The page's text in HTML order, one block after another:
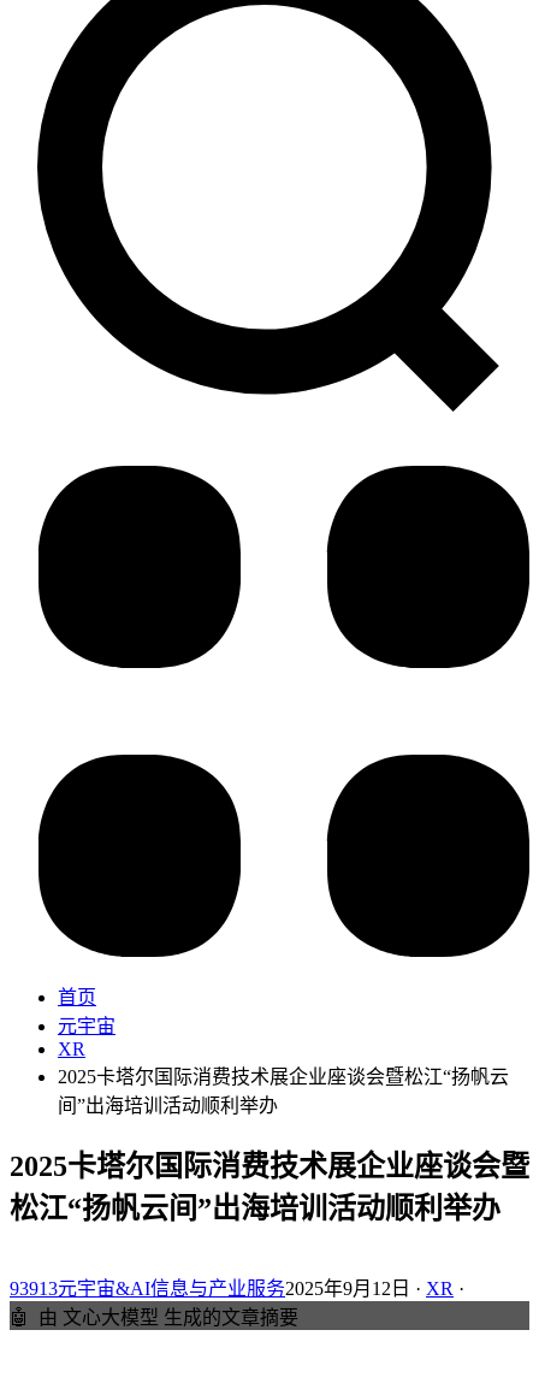
首页
元宇宙
XR
2025卡塔尔国际消费技术展企业座谈会暨松江“扬帆云
间”出海培训活动顺利举办
2025卡塔尔国际消费技术展企业座谈会暨
松江“扬帆云间”出海培训活动顺利举办
93913元宇宙&AI信息与产业服务2025年9月12日 · XR ·
🤖
由 文心大模型 生成的文章摘要